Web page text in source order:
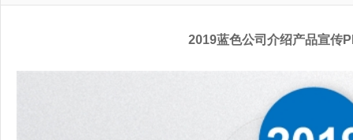
2019蓝色公司介绍产品宣传